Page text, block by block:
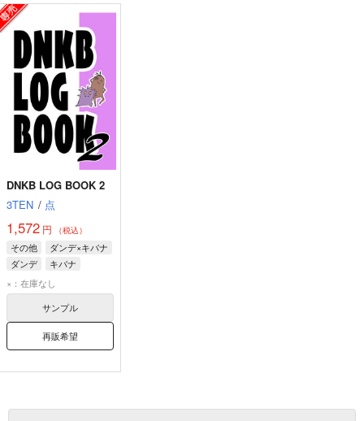
DNKB LOG BOOK 2
3TEN / 点
1,572 円 （税込）
その他
ダンデ×キバナ
ダンデ
キバナ
×：在庫なし
サンプル
再販希望